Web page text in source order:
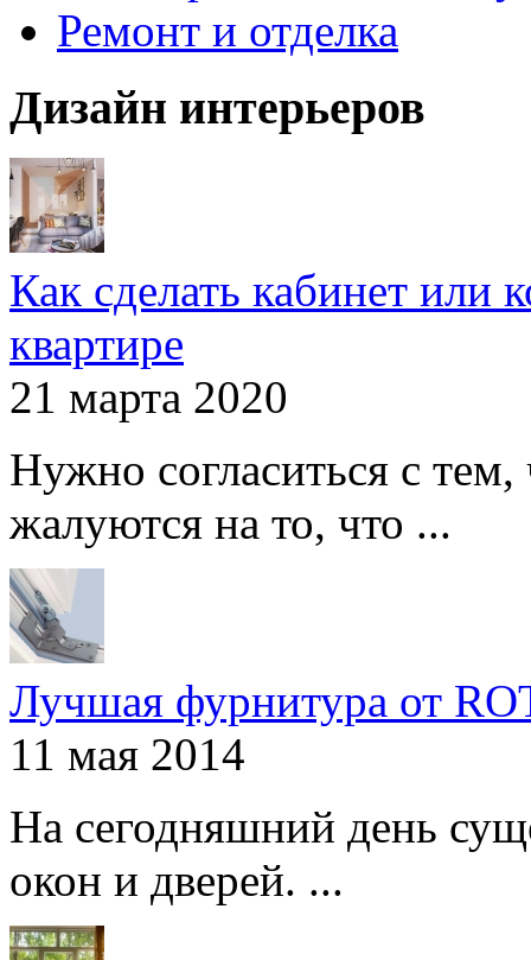
Ремонт и отделка
Дизайн интерьеров
Как сделать кабинет или
квартире
21 марта 2020
Нужно согласиться с
жалуются на то, что ...
Лучшая фурнитура от
11 мая 2014
На сегодняшний день
окон и дверей. ...